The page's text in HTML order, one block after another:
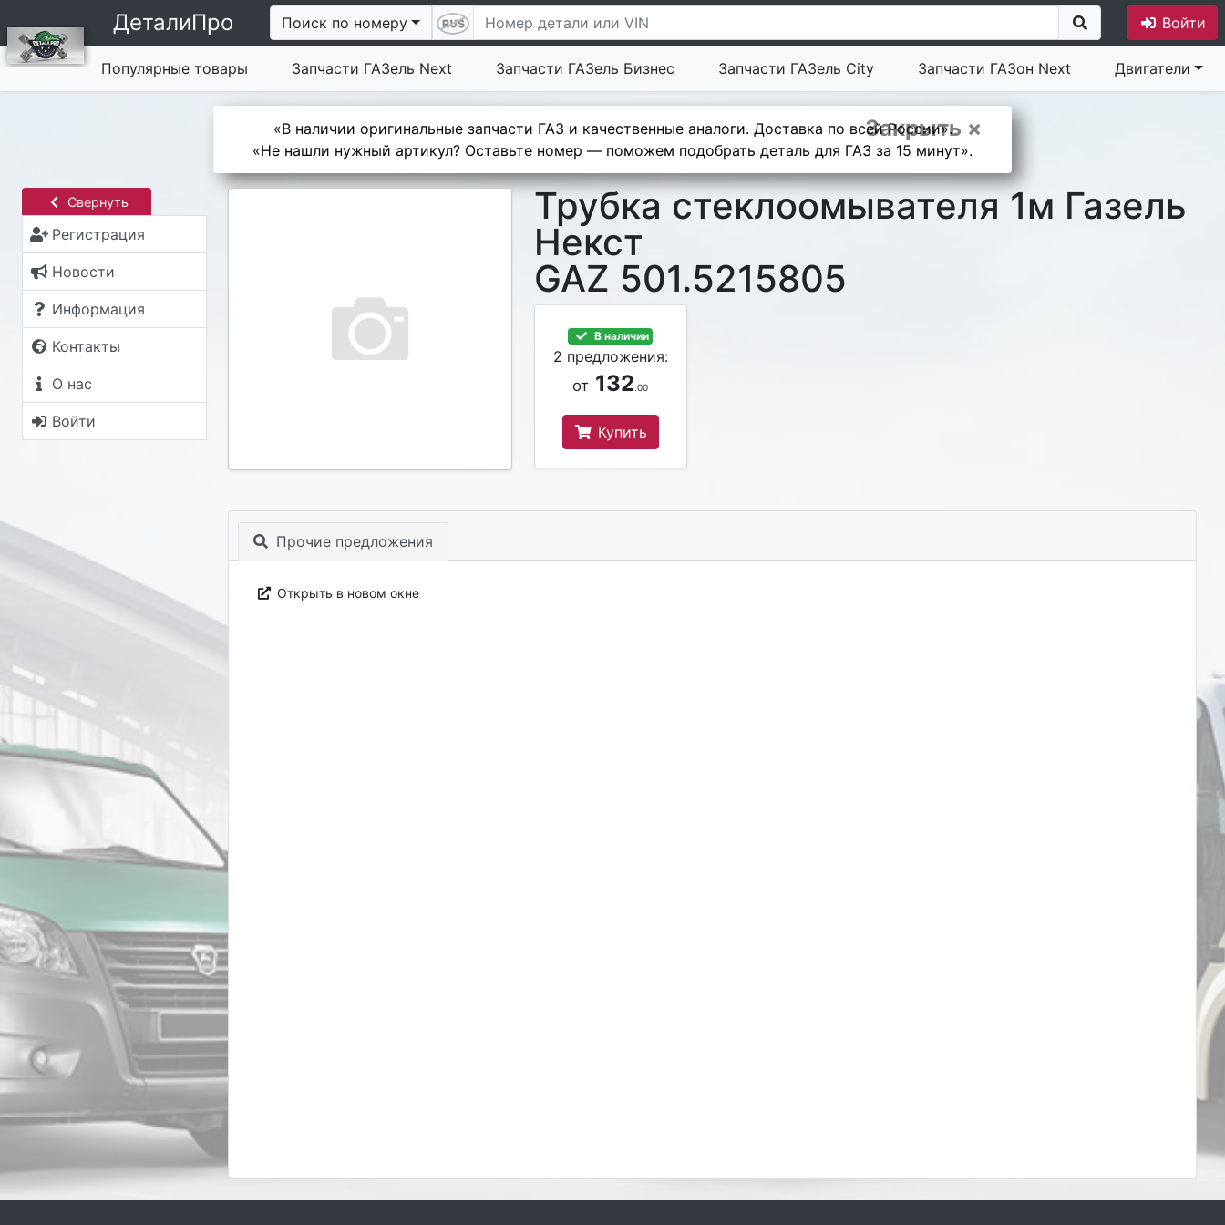
ДеталиПро Поиск по номеру Войти
Популярные товары Запчасти ГАЗель Next Запчасти ГАЗель Бизнес Запчасти ГАЗель City Запчасти ГАЗон Next Двигатели
Закрыть ×
«В наличии оригинальные запчасти ГАЗ и качественные аналоги. Доставка по всей России».
«Не нашли нужный артикул? Оставьте номер — поможем подобрать деталь для ГАЗ за 15 минут».
Свернуть
Регистрация
Новости
Информация
Контакты
О нас
Войти
Трубка стеклоомывателя 1м Газель
Некст
GAZ 501.5215805
В наличии
2 предложения:
от 132.00
Купить
Прочие предложения
Открыть в новом окне